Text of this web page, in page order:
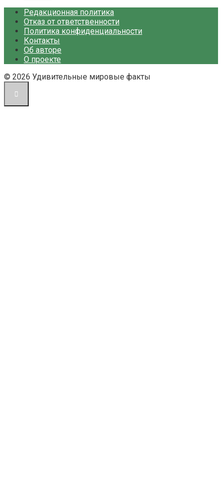
Редакционная политика
Отказ от ответственности
Политика конфиденциальности
Контакты
Об авторе
О проекте
© 2026 Удивительные мировые факты